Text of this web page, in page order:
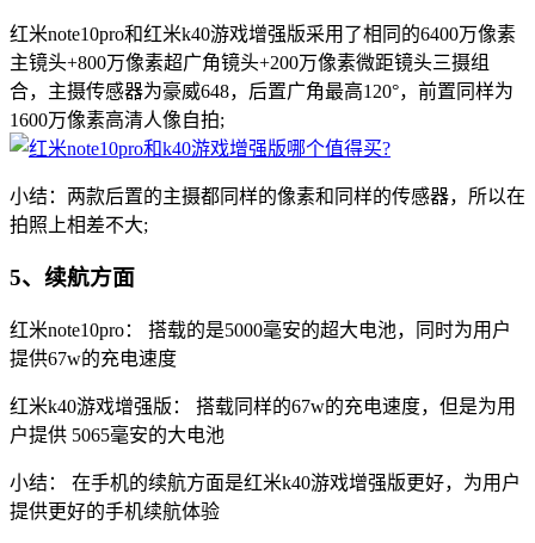
红米note10pro和红米k40游戏增强版采用了相同的6400万像素
主镜头+800万像素超广角镜头+200万像素微距镜头三摄组
合，主摄传感器为豪威648，后置广角最高120°，前置同样为
1600万像素高清人像自拍;
小结：两款后置的主摄都同样的像素和同样的传感器，所以在
拍照上相差不大;
5、续航方面
红米note10pro： 搭载的是5000毫安的超大电池，同时为用户
提供67w的充电速度
红米k40游戏增强版： 搭载同样的67w的充电速度，但是为用
户提供 5065毫安的大电池
小结： 在手机的续航方面是红米k40游戏增强版更好，为用户
提供更好的手机续航体验